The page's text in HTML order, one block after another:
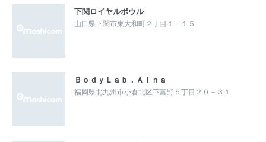
下関ロイヤルボウル
山口県下関市東大和町２丁目１－１５
ＢｏｄｙＬａｂ．Ａｉｎａ
福岡県北九州市小倉北区下富野５丁目２０－３１